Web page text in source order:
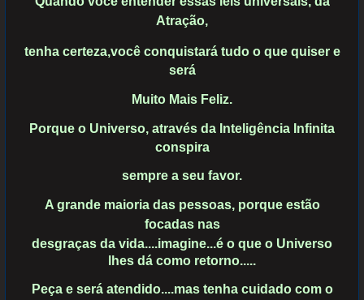
Atração,
tenha certeza,você conquistará tudo o que quiser e
será
Muito Mais Feliz.
Porque o Universo, através da Inteligência Infinita
conspira
sempre a seu favor.
A grande maioria das pessoas, porque estão
focadas nas
desgraças da vida....imagine...é o que o Universo
lhes dá como retorno.....
Peça e será atendido....mas tenha cuidado com o